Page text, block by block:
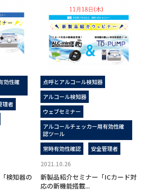
効性確
理者
検知器の
点呼とアルコール検知器
アルコール検知器
ウェブセミナー
アルコールチェッカー用有効性確
認ツール
常時有効性確認
安全管理者
2021.10.26
新製品紹介セミナー「ICカード対
応の新機能搭載...